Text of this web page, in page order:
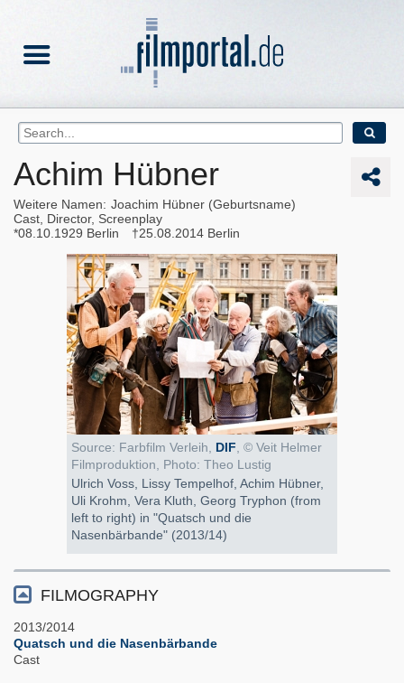
Achim Hübner
Weitere Namen
Joachim Hübner (Geburtsname)
Cast, Director, Screenplay
08.10.1929 Berlin 25.08.2014 Berlin
Source: Farbfilm Verleih, DIF , © Veit Helmer
Filmproduktion, Photo: Theo Lustig
Ulrich Voss, Lissy Tempelhof, Achim Hübner,
Uli Krohm, Vera Kluth, Georg Tryphon (from
left to right) in "Quatsch und die
Nasenbärbande" (2013/14)
FILMOGRAPHY
2013/2014
Quatsch und die Nasenbärbande
Cast